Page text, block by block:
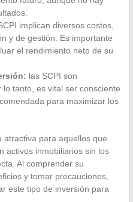
implican diversos costos,
y de gestión. Es importante
el rendimiento neto de su
las SCPI son
tanto, es vital ser consciente
para maximizar los
atractiva para aquellos que
activos inmobiliarios sin los
Al comprender su
y tomar precauciones,
este tipo de inversión para